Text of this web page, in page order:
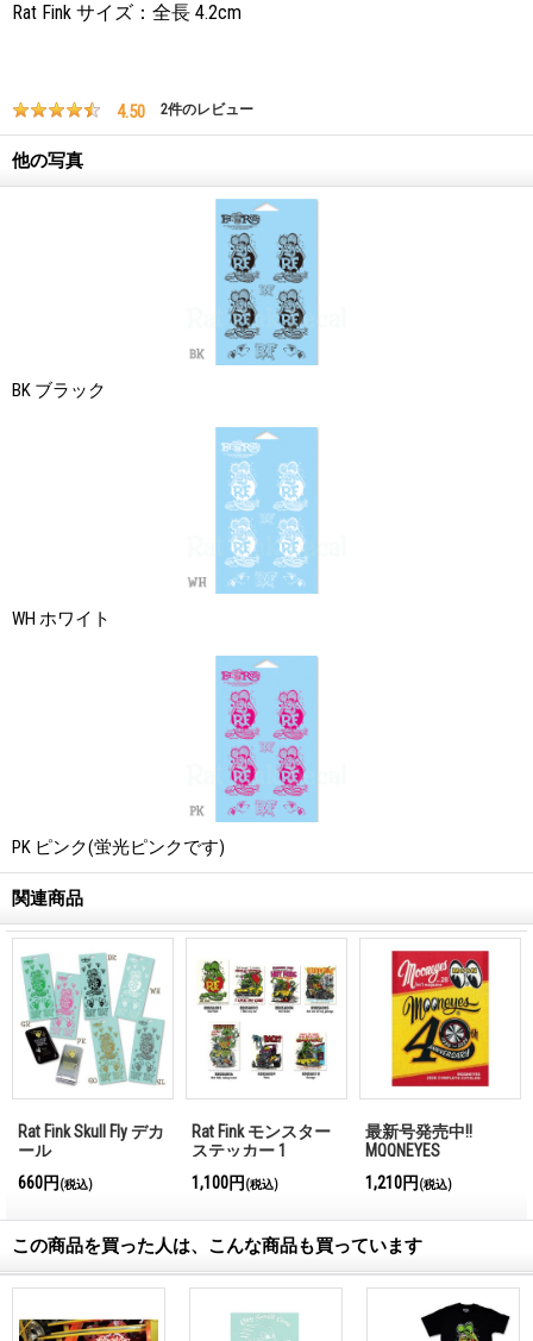
Rat Fink サイズ：全長 4.2cm
4.50 2件のレビュー
他の写真
BK ブラック
WH ホワイト
PK ピンク(蛍光ピンクです)
関連商品
Rat Fink Skull Fly デカ
ール
660円 (税込)
Rat Fink モンスター
ステッカー 1
1,100円 (税込)
最新号発売中!!
MQQNEYES
Magazine No.28 2026
1,210円 (税込)
この商品を買った人は、こんな商品も買っています